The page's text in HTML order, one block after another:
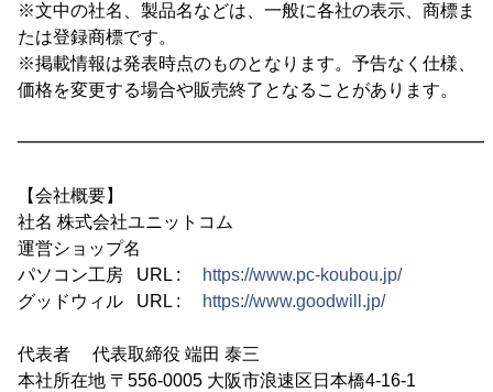
※文中の社名、製品名などは、一般に各社の表示、商標ま
たは登録商標です。
※掲載情報は発表時点のものとなります。予告なく仕様、
価格を変更する場合や販売終了となることがあります。
【会社概要】
社名 株式会社ユニットコム
運営ショップ名
パソコン工房 URL :
https://www.pc-koubou.jp/
グッドウィル URL :
https://www.goodwill.jp/
代表者 代表取締役 端田 泰三
本社所在地 〒556-0005 大阪市浪速区日本橋4-16-1